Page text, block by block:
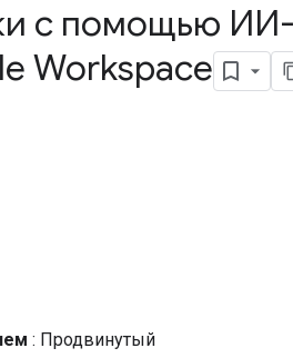
с помощью ИИ-
Workspace
: Продвинутый